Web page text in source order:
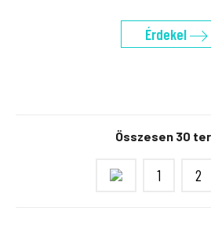
Érdekel
Összesen 30
1 2